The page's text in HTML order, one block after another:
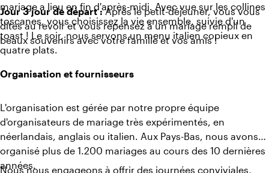
mariage a lieu en fin d'après-midi. Avec vue sur les collines
toscanes, vous choisissez la vie ensemble, suivie d'un
toast ! Le soir, nous servons un menu italien copieux en
quatre plats.
Jour 3 jour de départ :Après le petit-déjeuner, vous vous
dites au revoir et vous repensez à un mariage rempli de
beaux souvenirs avec votre famille et vos amis !
Organisation et fournisseurs
L'organisation est gérée par notre propre équipe
d'organisateurs de mariage très expérimentés, en
néerlandais, anglais ou italien. Aux Pays-Bas, nous avons
organisé plus de 1.200 mariages au cours des 10 dernières
années.
Nous nous engageons à offrir des journées conviviales,